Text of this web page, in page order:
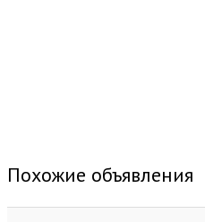
Похожие объявления